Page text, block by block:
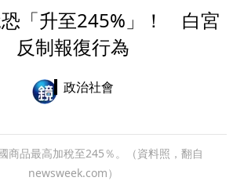
「升至245%」！ 白宮
反制報復行為
政治社會
商品最高加稅至245％。（資料照，翻自
newsweek.com）